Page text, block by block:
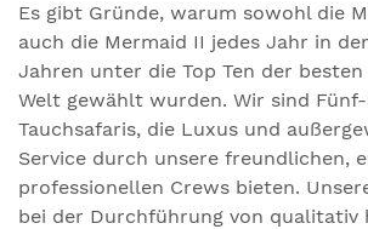
Es gibt Gründe, warum sowohl die
auch die Mermaid II jedes Jahr in
Jahren unter die Top Ten der
Welt gewählt wurden. Wir sind
Tauchsafaris, die Luxus und
Service durch unsere freundlichen,
professionellen Crews bieten.
bei der Durchführung von qualitativ